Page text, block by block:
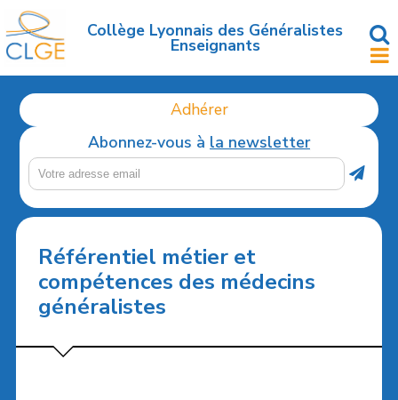
Accéder
au
contenu
Collège Lyonnais des Généralistes
Enseignants
Adhérer
Abonnez-vous à la newsletter
Référentiel métier et
compétences des médecins
généralistes